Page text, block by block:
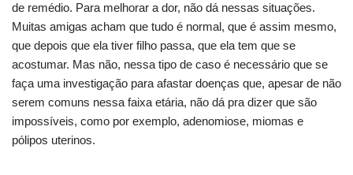
de remédio. Para melhorar a dor, não dá nessas situações.
Muitas amigas acham que tudo é normal, que é assim mesmo,
que depois que ela tiver filho passa, que ela tem que se
acostumar. Mas não, nessa tipo de caso é necessário que se
faça uma investigação para afastar doenças que, apesar de não
serem comuns nessa faixa etária, não dá pra dizer que são
impossíveis, como por exemplo, adenomiose, miomas e
pólipos uterinos.